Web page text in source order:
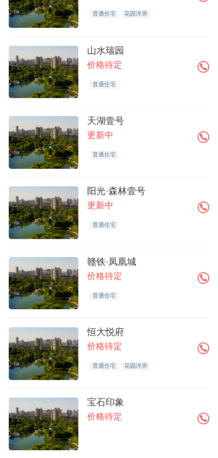
普通住宅 花园洋房
山水瑞园
价格待定
普通住宅
天湖壹号
更新中
普通住宅
阳光·森林壹号
更新中
普通住宅
赣铁·凤凰城
价格待定
普通住宅
恒大悦府
价格待定
普通住宅 花园洋房
宝石印象
价格待定